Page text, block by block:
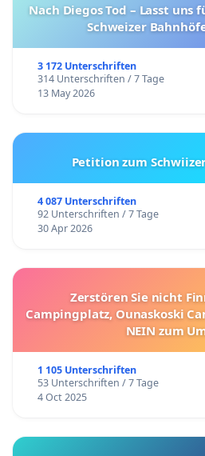
Nach Diegos Tod – Lasst
Schweizer
3 172 Unterschriften
314 Unterschriften / 7 Tage
13 May 2026
Petition zum
4 087 Unterschriften
92 Unterschriften / 7 Tage
30 Apr 2026
Zerstören Sie nicht
Campingplatz, Ounaskoski
NEIN zum
1 105 Unterschriften
53 Unterschriften / 7 Tage
4 Oct 2025